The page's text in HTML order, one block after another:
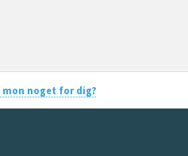
mon noget for dig?